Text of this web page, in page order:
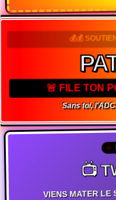
💰💰
🚨 FILE TON
Sans toi,
📺
VIENS MATER LE